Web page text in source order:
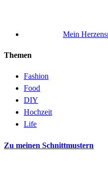
Mein
Themen
Fashion
Food
DIY
Hochzeit
Life
Zu meinen Schnittmustern